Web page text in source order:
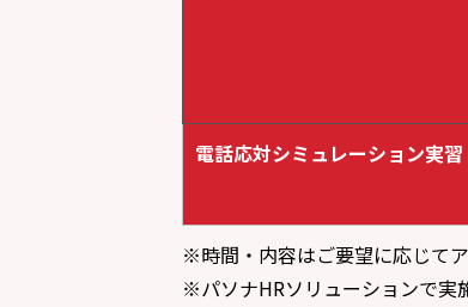
電話応対シミュレーション実習
※時間・内容はご要望に応じてア
※パソナHRソリューションで実